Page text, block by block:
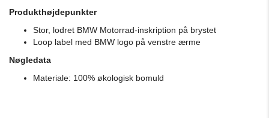
Produkthøjdepunkter
Stor, lodret BMW Motorrad-inskription på brystet
Loop label med BMW logo på venstre ærme
Nøgledata
Materiale: 100% økologisk bomuld